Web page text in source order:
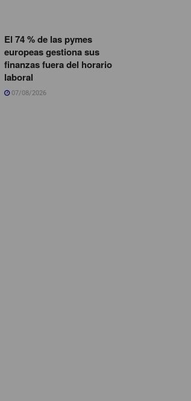
El 74 % de las pymes
europeas gestiona sus
finanzas fuera del horario
laboral
07/08/2026